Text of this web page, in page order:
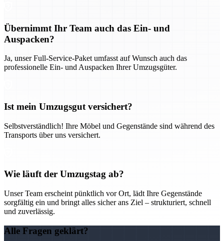
Übernimmt Ihr Team auch das Ein- und
Auspacken?
Ja, unser Full-Service-Paket umfasst auf Wunsch auch das
professionelle Ein- und Auspacken Ihrer Umzugsgüter.
Ist mein Umzugsgut versichert?
Selbstverständlich! Ihre Möbel und Gegenstände sind während des
Transports über uns versichert.
Wie läuft der Umzugstag ab?
Unser Team erscheint pünktlich vor Ort, lädt Ihre Gegenstände
sorgfältig ein und bringt alles sicher ans Ziel – strukturiert, schnell
und zuverlässig.
Alle Fragen geklärt?